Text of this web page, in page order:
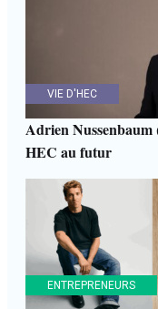
VIE D'HEC
Adrien
HEC au futur
ENTREPRENEURS